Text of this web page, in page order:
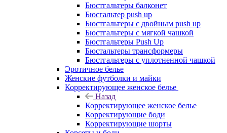
Бюстгальтеры балконет
Бюсгальтер push up
Бюстгальтеры с двойным push up
Бюстгальтеры с мягкой чашкой
Бюстгальтеры Push Up
Бюстальтеры трансформеры
Бюстгальтеры с уплотненной чашкой
Эротичное белье
Женские футболки и майки
Корректирующее женское белье
Назад
Корректирующее женское белье
Корректирующие боди
Корректирующие шорты